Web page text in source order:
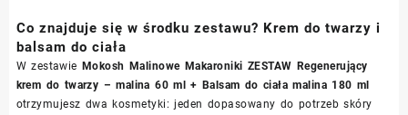
Co znajduje się w środku zestawu? Krem do twarzy i
balsam do ciała
W zestawie Mokosh Malinowe Makaroniki ZESTAW Regenerujący
krem do twarzy – malina 60 ml + Balsam do ciała malina 180 ml
otrzymujesz dwa kosmetyki: jeden dopasowany do potrzeb skóry